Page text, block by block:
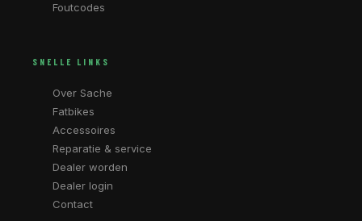
Foutcodes
SNELLE LINKS
Over Sache
Fatbikes
Accessoires
Reparatie & service
Dealer worden
Dealer login
Contact